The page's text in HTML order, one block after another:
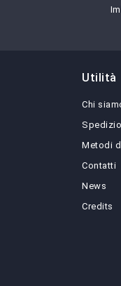
Utilità
Chi
Metodi
Contatti
News
Credits